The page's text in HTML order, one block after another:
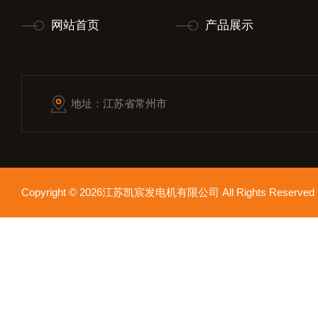
网站首页 产品展示
地址：江苏省常州市
Copyright © 2026江苏凯宸发电机有限公司 All Rights